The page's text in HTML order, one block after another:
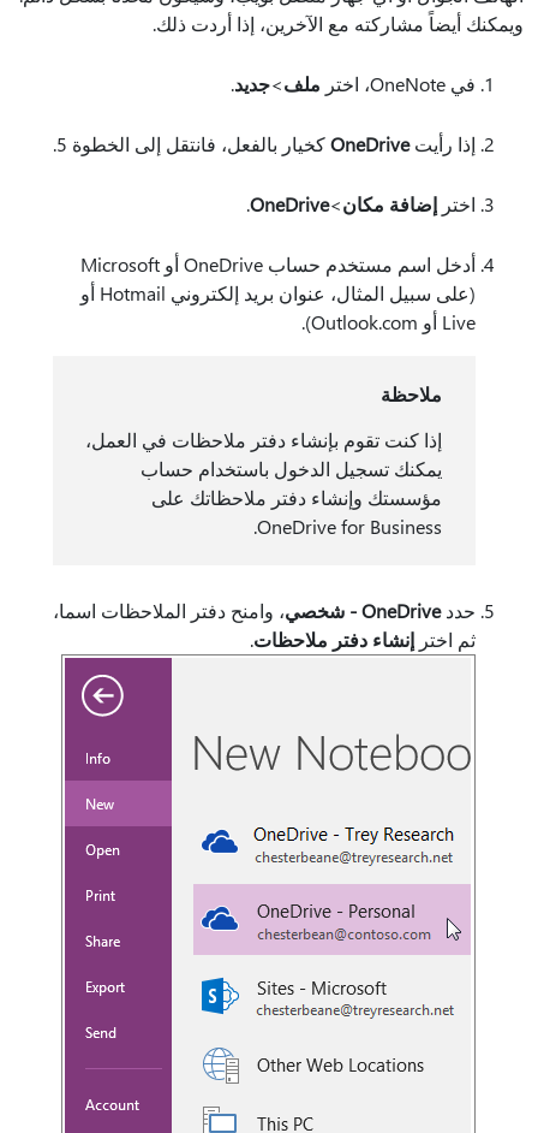
ويمكنك أيضاً مشاركته مع الآخرين، إذا أردت ذلك.
في OneNote، اختر ملف>جديد.
إذا رأيتOneDriveكخيار بالفعل، فانتقل إلى الخطوة 5.
اختر إضافة مكان>
OneDrive
.
أدخل اسم مستخدم حساب OneDrive أو Microsoft
(على سبيل المثال، عنوان بريد إلكتروني Hotmail أو
Live أو Outlook.com).
ملاحظة
إذا كنت تقوم بإنشاء دفتر ملاحظات في العمل،
يمكنك تسجيل الدخول باستخدام حساب
مؤسستك وإنشاء دفتر ملاحظاتك على
OneDrive for Business.
حددOneDrive - شخصي
، وامنح دفتر الملاحظات اسما،
ثم اختر إنشاء دفتر ملاحظات.